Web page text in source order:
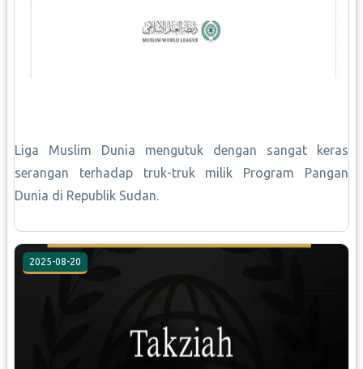
Liga Muslim Dunia mengutuk dengan sangat keras
serangan terhadap truk-truk milik Program Pangan
Dunia di Republik Sudan.
2025-08-20